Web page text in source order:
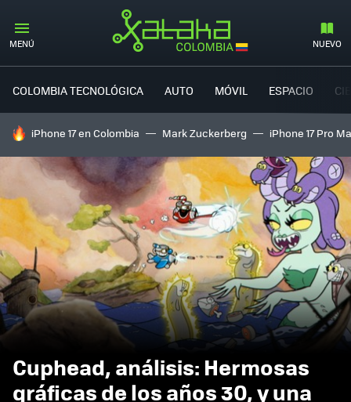
MENÚ NUEVO
COLOMBIA TECNOLÓGICA AUTO MÓVIL ESPACIO
HOY SE HABLA DE
iPhone 17 en Colombia Mark Zuckerberg iPhone 17 Pro
Cuphead, análisis: Hermosas
gráficas de los años 30, y una